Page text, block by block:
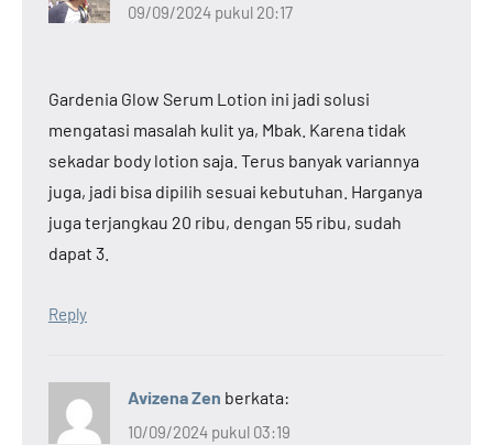
09/09/2024 pukul 20:17
Gardenia Glow Serum Lotion ini jadi solusi
mengatasi masalah kulit ya, Mbak. Karena tidak
sekadar body lotion saja. Terus banyak variannya
juga, jadi bisa dipilih sesuai kebutuhan. Harganya
juga terjangkau 20 ribu, dengan 55 ribu, sudah
dapat 3.
Reply
Avizena Zen berkata:
10/09/2024 pukul 03:19